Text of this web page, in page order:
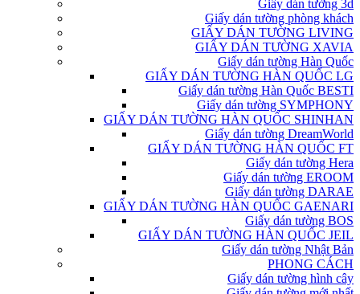
Giấy dán tường 3d
Giấy dán tường phòng khách
GIẤY DÁN TƯỜNG LIVING
GIẤY DÁN TƯỜNG XAVIA
Giấy dán tường Hàn Quốc
GIẤY DÁN TƯỜNG HÀN QUỐC LG
Giấy dán tường Hàn Quốc BESTI
Giấy dán tường SYMPHONY
GIẤY DÁN TƯỜNG HÀN QUỐC SHINHAN
Giấy dán tường DreamWorld
GIẤY DÁN TƯỜNG HÀN QUỐC FT
Giấy dán tường Hera
Giấy dán tường EROOM
Giấy dán tường DARAE
GIẤY DÁN TƯỜNG HÀN QUỐC GAENARI
Giấy dán tường BOS
GIẤY DÁN TƯỜNG HÀN QUỐC JEIL
Giấy dán tường Nhật Bản
PHONG CÁCH
Giấy dán tường hình cây